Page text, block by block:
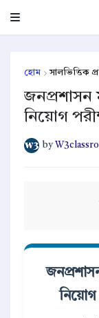
হোম সালভিত্তিক
জনপ্রশাসন
নিয়োগ
by
নিয়োগ